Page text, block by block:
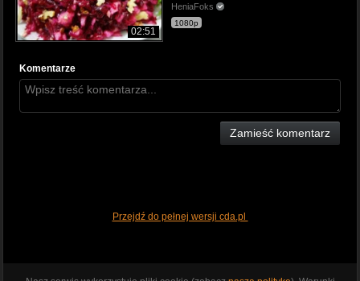
02:51
HeniaFoks
1080p
Komentarze
Zamieść komentarz
Przejdź do pełnej wersji cda.pl